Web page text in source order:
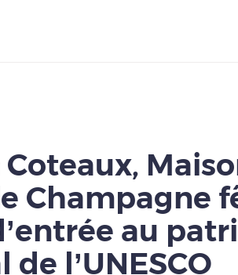
Champagne
au
l’UNESCO